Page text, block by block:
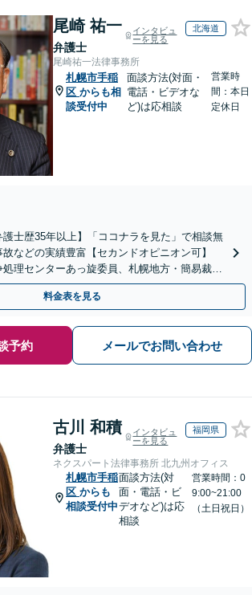
尾崎 祐一
弁護士
インタビュ
ーを見る
北海道
尾崎祐一法律事務所
札幌市手稲
区 からも相
談受付中
面談方法(対面・
電話・ビデオな
ど)は応相談
営業時
間：本日
定休日
護士歴35年以上】「ココナラを見た」で相談無
などの実績豊富【セカンドオピニオン可】
処理センターあっ旋委員、札幌地方・簡易裁判
料金表を見る
予約 メールでお問い合わせ
古川 和積
弁護士
インタビュ
ーを見る
福岡県
ネクスパート法律事務所 北九州オフィス
札幌市手稲
区 からも
相談受付中
面談方法(対
面・電話・ビ
デオなど)は応
相談
営業時間：0
9:00~21:00
（土日祝日）